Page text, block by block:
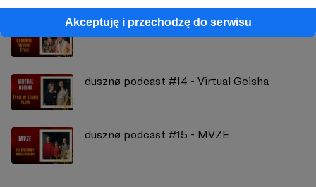
Akceptuję i przechodzę do serwisu
dusznø podcast #10 - Gosia Sajan
dusznø podcast #14 - Virtual Geisha
dusznø podcast #15 - MVZE